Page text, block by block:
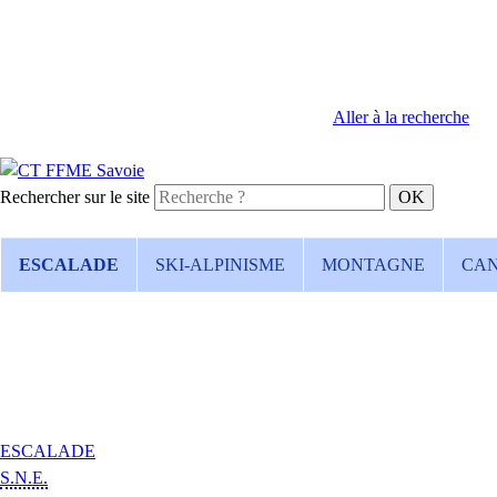
Aller à la recherche
Rechercher sur le site
ESCALADE SKI-ALPINISME MONTAGNE
ESCALADE
S.N.E.